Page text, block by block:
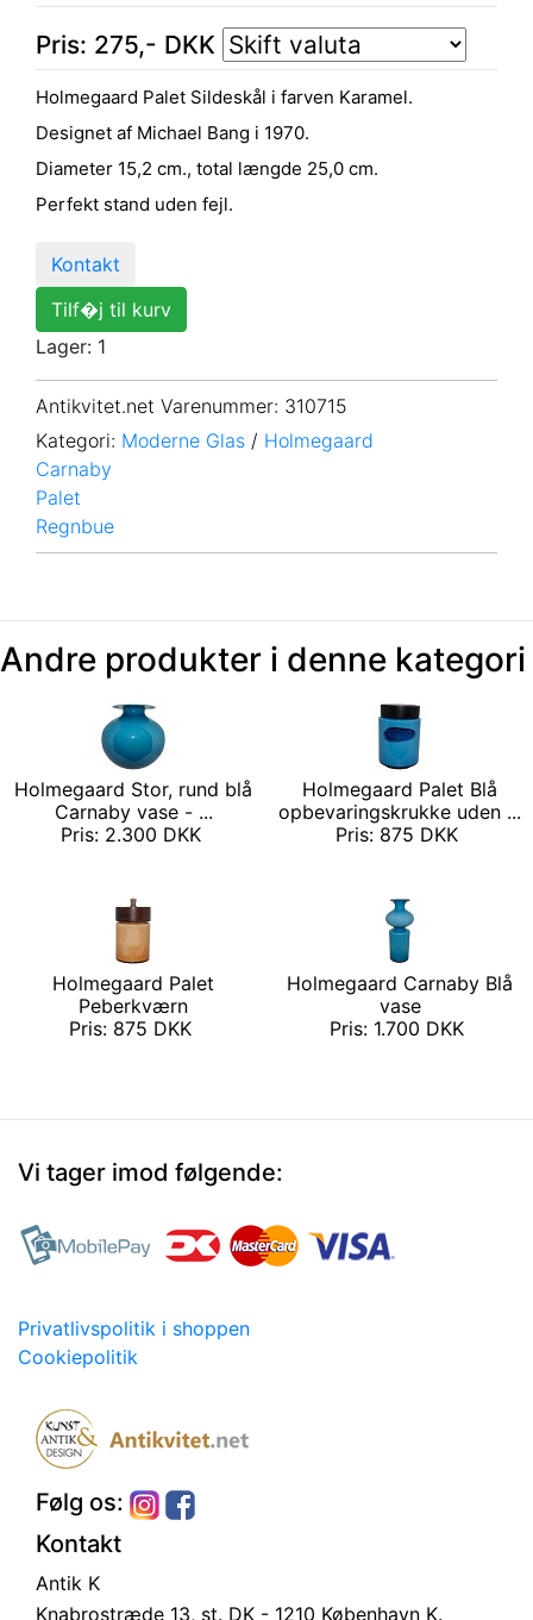
Pris: 275,- DKK
Holmegaard Palet Sildeskål i farven Karamel.
Designet af Michael Bang i 1970.
Diameter 15,2 cm., total længde 25,0 cm.
Perfekt stand uden fejl.
Kontakt
Tilf�j til kurv
Lager: 1
Antikvitet.net Varenummer: 310715
Kategori: Moderne Glas / Holmegaard
Carnaby
Palet
Regnbue
Andre produkter i denne kategori
Holmegaard Stor, rund blå
Carnaby vase - ...
Pris: 2.300 DKK
Holmegaard Palet Blå
opbevaringskrukke uden ...
Pris: 875 DKK
Holmegaard Palet
Peberkværn
Pris: 875 DKK
Holmegaard Carnaby Blå
vase
Pris: 1.700 DKK
Vi tager imod følgende:
Privatlivspolitik i shoppen
Cookiepolitik
Følg os:
Kontakt
Antik K
Knabrostræde 13, st. DK - 1210 København K.